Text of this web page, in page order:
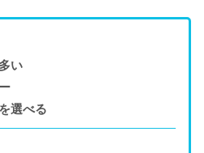
い
選べる